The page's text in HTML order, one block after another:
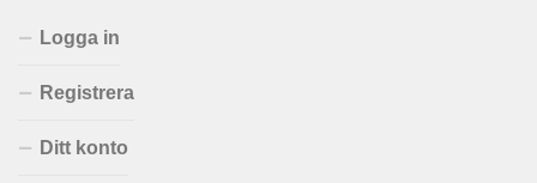
Logga in
Registrera
Ditt konto